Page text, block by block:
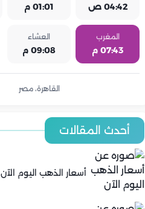
04:42 ص 01:01 م
المغرب
07:43 م
العشاء
09:08 م
القاهرة، مصر
أحدث المقالات
أسعار الذهب اليوم الآن